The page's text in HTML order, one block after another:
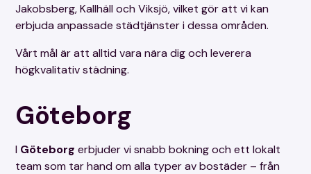
Jakobsberg, Kallhäll och Viksjö, vilket gör att vi kan
erbjuda anpassade städtjänster i dessa områden.
Vårt mål är att alltid vara nära dig och leverera
högkvalitativ städning.
Göteborg
I Göteborg erbjuder vi snabb bokning och ett lokalt
team som tar hand om alla typer av bostäder – från